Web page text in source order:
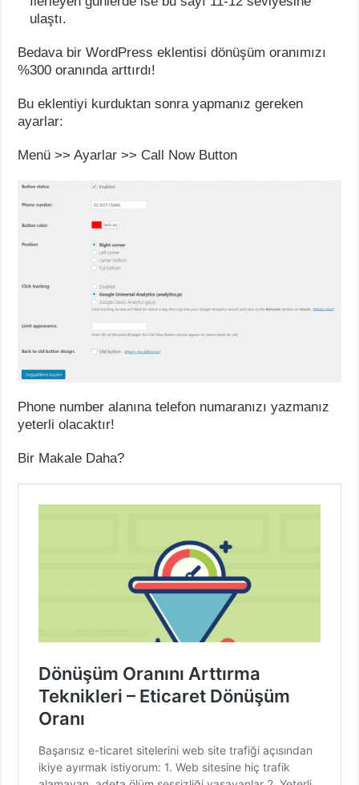
ulaştı.
Bedava bir WordPress eklentisi dönüşüm oranımızı
%300 oranında arttırdı!
Bu eklentiyi kurduktan sonra yapmanız gereken
ayarlar:
Menü >> Ayarlar >> Call Now Button
Phone number alanına telefon numaranızı yazmanız
yeterli olacaktır!
Bir Makale Daha?